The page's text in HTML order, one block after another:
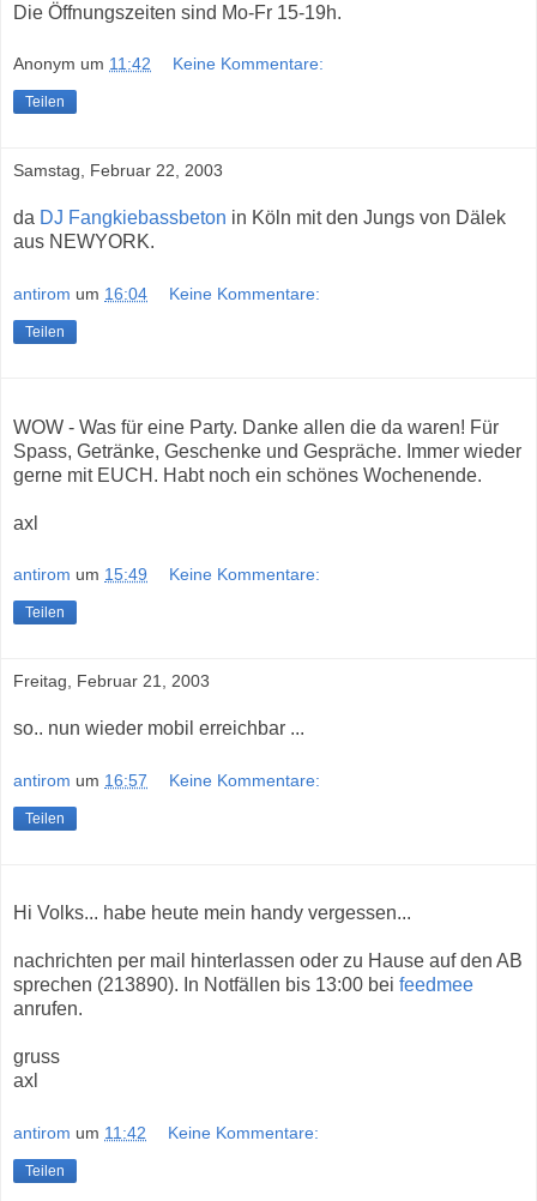
Die Öffnungszeiten sind Mo-Fr 15-19h.
Anonym um 11:42 Keine Kommentare:
Teilen
Samstag, Februar 22, 2003
da DJ Fangkiebassbeton in Köln mit den Jungs von Dälek
aus NEWYORK.
antirom um 16:04 Keine Kommentare:
Teilen
WOW - Was für eine Party. Danke allen die da waren! Für
Spass, Getränke, Geschenke und Gespräche. Immer wieder
gerne mit EUCH. Habt noch ein schönes Wochenende.
axl
antirom um 15:49 Keine Kommentare:
Teilen
Freitag, Februar 21, 2003
so.. nun wieder mobil erreichbar ...
antirom um 16:57 Keine Kommentare:
Teilen
Hi Volks... habe heute mein handy vergessen...
nachrichten per mail hinterlassen oder zu Hause auf den AB
sprechen (213890). In Notfällen bis 13:00 bei feedmee
anrufen.
gruss
axl
antirom um 11:42 Keine Kommentare:
Teilen